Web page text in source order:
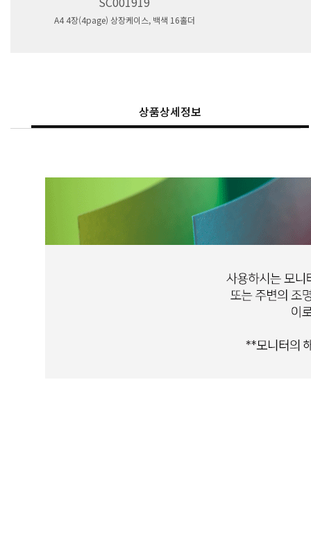
A4 4장(4page) 상장케이스, 백색 16홀더
상품상세정보